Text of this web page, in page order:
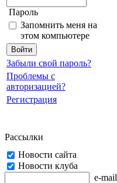
Пароль
Запомнить меня на
этом компьютере
Забыли свой пароль?
Проблемы с
авторизацией?
Регистрация
Рассылки
Новости сайта
Новости клуба
e-mail